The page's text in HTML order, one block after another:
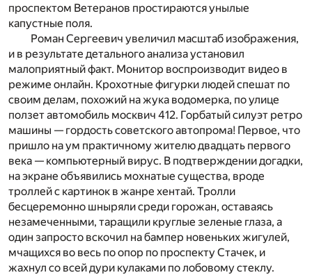
проспектом Ветеранов простираются унылые
капустные поля.
Роман Сергеевич увеличил масштаб изображения,
и в результате детального анализа установил
малоприятный факт. Монитор воспроизводит видео в
режиме онлайн. Крохотные фигурки людей спешат по
своим делам, похожий на жука водомерка, по улице
ползет автомобиль москвич 412. Горбатый силуэт ретро
машины — гордость советского автопрома! Первое, что
пришло на ум практичному жителю двадцать первого
века — компьютерный вирус. В подтверждении догадки,
на экране объявились мохнатые существа, вроде
троллей с картинок в жанре хентай. Тролли
бесцеремонно шныряли среди горожан, оставаясь
незамеченными, таращили круглые зеленые глаза, а
один запросто вскочил на бампер новеньких жигулей,
мчащихся во весь по опор по проспекту Стачек, и
жахнул со всей дури кулаками по лобовому стеклу.